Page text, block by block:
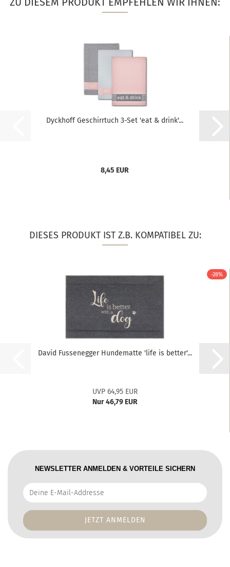
Dyckhoff Geschirrtuch 3-Set 'eat & drink'...
8,45 EUR
DIESES PRODUKT IST Z.B. KOMPATIBEL ZU:
-28%
David Fussenegger Hundematte 'life is better'...
UVP 64,95 EUR
Nur 46,79 EUR
NEWSLETTER ANMELDEN & VORTEILE SICHERN
Deine
E-
Addresse